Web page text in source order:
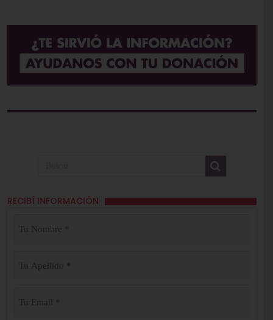
RECIBÍ INFORMACIÓN
Nombre
Apellido
Email